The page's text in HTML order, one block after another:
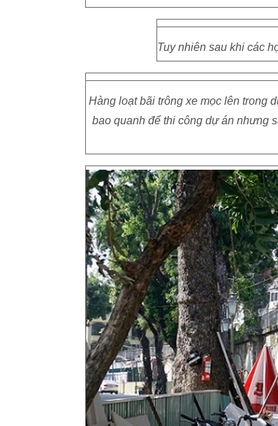
Tuy nhiên sau khi các
Hàng loạt bãi trông xe mọc lên trong
bao quanh để thi công dự án nhưng